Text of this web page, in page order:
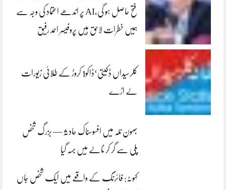
فتح حاصل ہو گی،AI پر اندھے اعتماد کی وجہ سے
ہمیں خطرات لاحق ہیں پروفیسر احمد رفیق
کلرسیداں ڈکیتی‘ڈاکو1 کروڑ کے طلائی زیورات
لے اڑے
بھون نلہ میں افسوسناک حادثہ — بزرگ شخص
پلی سے گر کر نالے میں بہہ گیا
کہوٹہ: فائرنگ کے واقعے میں ایک شخص جاں